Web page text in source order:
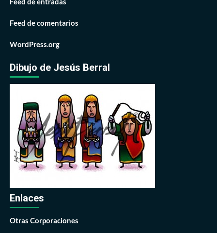
Feed de comentarios
WordPress.org
Dibujo de Jesús Berral
Enlaces
Otras Corporaciones